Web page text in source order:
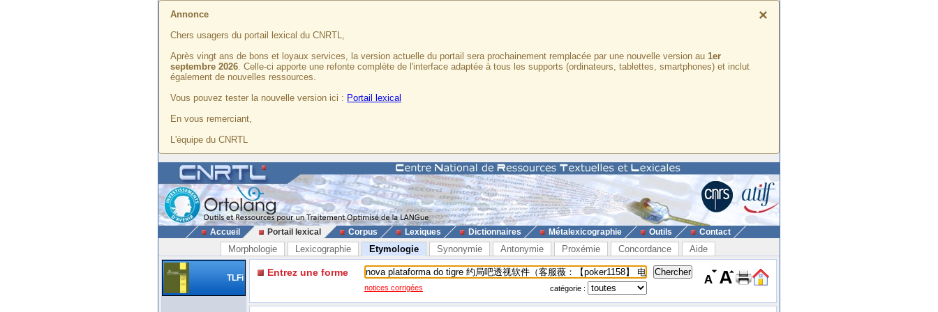
×
Annonce
Chers usagers du portail lexical du CNRTL,
Après vingt ans de bons et loyaux services, la version actuelle du portail sera prochainement remplacée par une nouvelle version au 1er
septembre 2026. Celle-ci apporte une refonte complète de l'interface adaptée à tous les supports (ordinateurs, tablettes, smartphones) et inclut
également de nouvelles ressources.
Vous pouvez tester la nouvelle version ici : Portail lexical
En vous remerciant,
L'équipe du CNRTL
Accueil Portail lexical Corpus Lexiques Dictionnaires Métalexicographie Outils Contact
Morphologie Lexicographie Etymologie Synonymie Antonymie Proxémie Concordance Aide
TLFi Entrez une forme
notices corrigées catégorie :